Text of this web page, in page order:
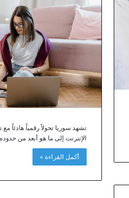
تشهد سوريا تحولاً رقمياً هادئاً
الإنترنت إلى ما هو أبعد من
أكمل القراءة »